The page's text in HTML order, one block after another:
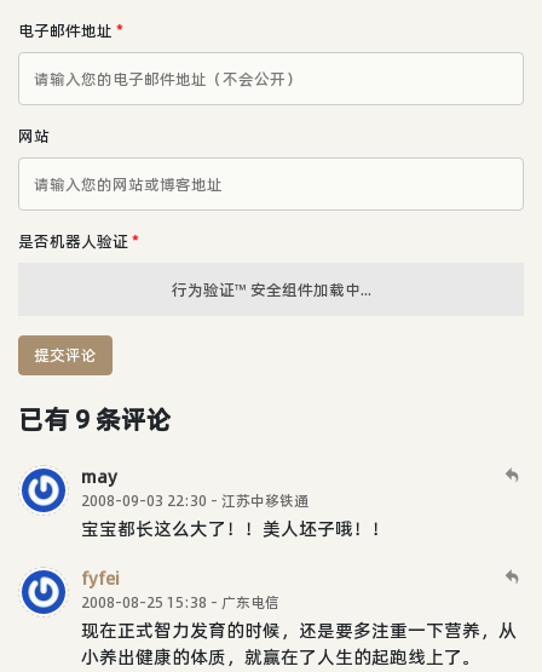
电子邮件地址 *
网站
是否机器人验证 *
行为验证™ 安全组件加载中...
提交评论
已有 9 条评论
may
2008-09-03 22:30 - 江苏中移铁通
宝宝都长这么大了！！美人坯子哦！！
fyfei
2008-08-25 15:38 - 广东电信
现在正式智力发育的时候，还是要多注重一下营养，从
小养出健康的体质，就赢在了人生的起跑线上了。